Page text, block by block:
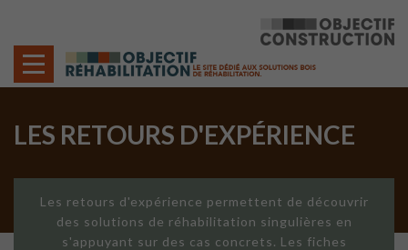
LES RETOURS D'EXPÉRIENCE
Les retours d'expérience permettent de découvrir
des solutions de réhabilitation singulières en
s'appuyant sur des cas concrets. Les fiches